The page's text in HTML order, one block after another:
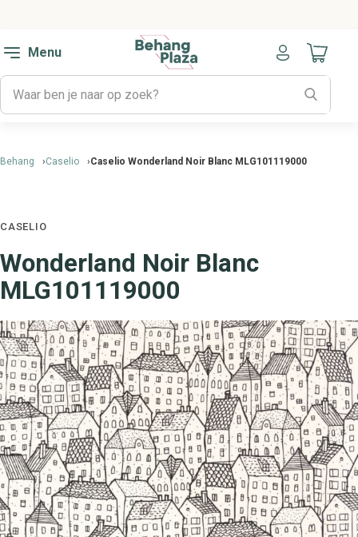
Menu
Naar
Behang Caselio Caselio Wonderland Noir Blanc MLG101119000
CASELIO
Wonderland Noir Blanc
MLG101119000